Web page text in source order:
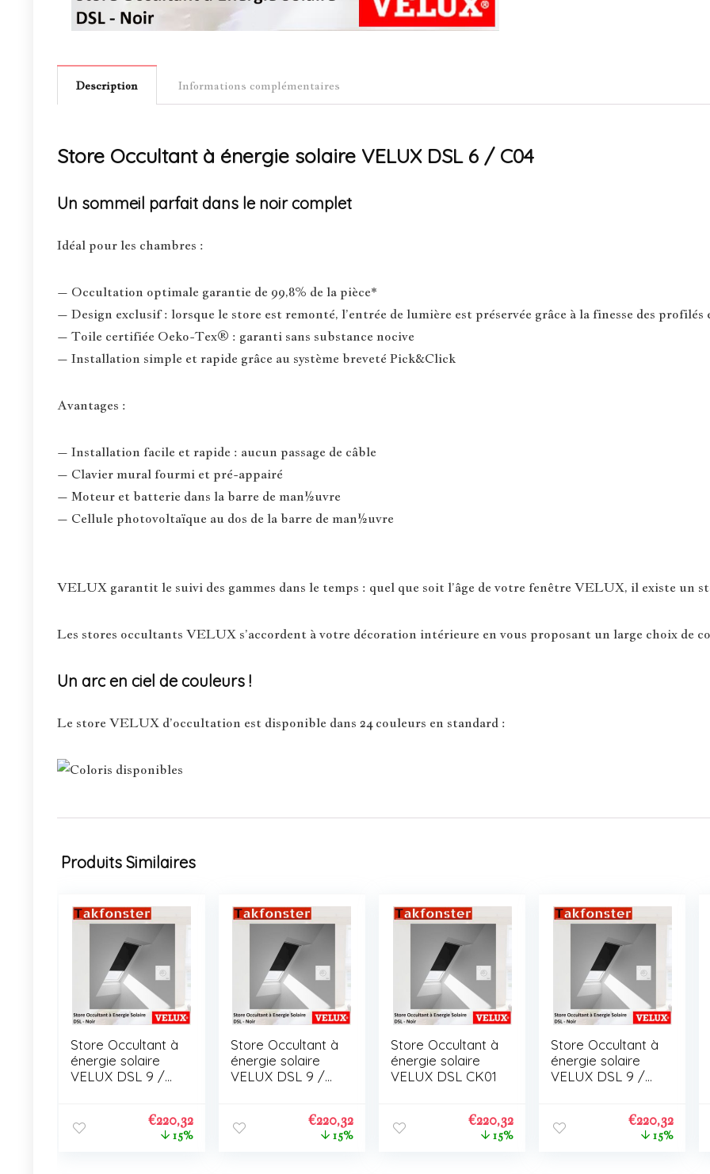
Description Informations complémentaires
Store Occultant à énergie solaire VELUX DSL 6 / C04
Un sommeil parfait dans le noir complet
Idéal pour les chambres :
– Occultation optimale garantie de 99,8% de la pièce*
– Design exclusif : lorsque le store est remonté, l’entrée de lumière est préservée grâce à la finesse des profilés
– Toile certifiée Oeko-Tex® : garanti sans substance nocive
– Installation simple et rapide grâce au système breveté Pick&Click
Avantages :
– Installation facile et rapide : aucun passage de câble
– Clavier mural fourmi et pré-appairé
– Moteur et batterie dans la barre de man½uvre
– Cellule photovoltaïque au dos de la barre de man½uvre
VELUX garantit le suivi des gammes dans le temps : quel que soit l’âge de votre fenêtre VELUX, il existe un
Les stores occultants VELUX s’accordent à votre décoration intérieure en vous proposant un large choix de
Un arc en ciel de couleurs !
Le store VELUX d’occultation est disponible dans 24 couleurs en standard :
Produits Similaires
Store Occultant à
énergie solaire
VELUX DSL 9 /
€220,32
15%
Store Occultant à
énergie solaire
VELUX DSL 9 /
€220,32
15%
Store Occultant à
énergie solaire
VELUX DSL CK01
€220,32
15%
Store Occultant à
énergie solaire
VELUX DSL 9 /
€220,32
15%